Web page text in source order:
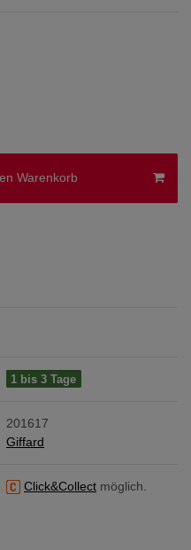
Warenkorb
1 bis 3 Tage
201617
Giffard
Click&Collect möglich.